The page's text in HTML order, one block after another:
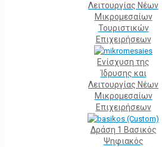
Λειτουργίας Νέων
Μικρομεσαίων
Τουριστικών
Επιχειρήσεων
Ενίσχυση της
Ίδρυσης και
Λειτουργίας Νέων
Μικρομεσαίων
Επιχειρήσεων
Δράση 1 Βασικός
Ψηφιακός